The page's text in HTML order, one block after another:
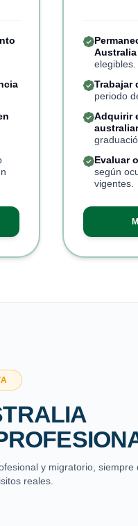
Australia
elegibles.
Trabajar
periodo
Adquirir
Evaluar
según
vigentes.
y migratorio, siempre
reales.